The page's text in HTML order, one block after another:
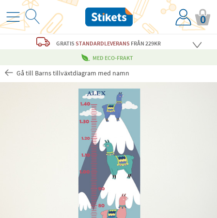
0
GRATIS STANDARDLEVERANS FRÅN 229KR
MED ECO-FRAKT
Gå till Barns tillväxtdiagram med namn